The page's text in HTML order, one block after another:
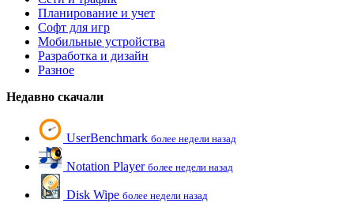
Планирование и учет
Софт для игр
Мобильные устройства
Разработка и дизайн
Разное
Недавно скачали
UserBenchmark более недели назад
Notation Player более недели назад
Disk Wipe более недели назад